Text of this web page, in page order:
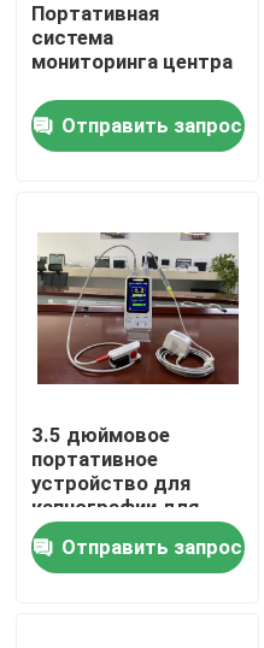
Продукты
Видео
О нас
Путешествие фабрики
Свяжитесь мы
Новости
Портативная
система
мониторинга центра
Отправить запрос
3.5 дюймовое
портативное
устройство для
капнографии для
взрослых / детей /
новорожденных
Отправить запрос